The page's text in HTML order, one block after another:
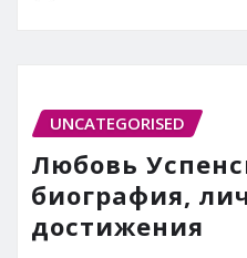
UNCATEGORISED
Любовь
биография,
достижения